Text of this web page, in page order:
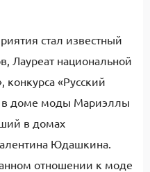
стал известный
Лауреат национальной
конкурса «Русский
в доме моды Мариэллы
в домах
Юдашкина.
отношении к моде